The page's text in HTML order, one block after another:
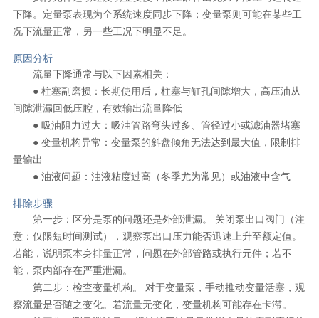
下降。定量泵表现为全系统速度同步下降；变量泵则可能在某些工
况下流量正常，另一些工况下明显不足。
原因分析
流量下降通常与以下因素相关：
● 柱塞副磨损：长期使用后，柱塞与缸孔间隙增大，高压油从
间隙泄漏回低压腔，有效输出流量降低
● 吸油阻力过大：吸油管路弯头过多、管径过小或滤油器堵塞
● 变量机构异常：变量泵的斜盘倾角无法达到最大值，限制排
量输出
● 油液问题：油液粘度过高（冬季尤为常见）或油液中含气
排除步骤
第一步：区分是泵的问题还是外部泄漏。 关闭泵出口阀门（注
意：仅限短时间测试），观察泵出口压力能否迅速上升至额定值。
若能，说明泵本身排量正常，问题在外部管路或执行元件；若不
能，泵内部存在严重泄漏。
第二步：检查变量机构。 对于变量泵，手动推动变量活塞，观
察流量是否随之变化。若流量无变化，变量机构可能存在卡滞。